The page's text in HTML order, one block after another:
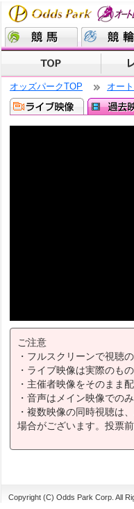
オッズパークTOP オー
ご注意
・フルスクリーンで視聴
・ライブ映像は実際のも
・主催者映像をそのまま
・音声はメイン映像での
・複数映像の同時視聴は
場合がございます。投票
Copyright (C) Odds Park Corp. All